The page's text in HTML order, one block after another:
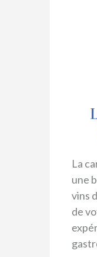
La
une
vins
de